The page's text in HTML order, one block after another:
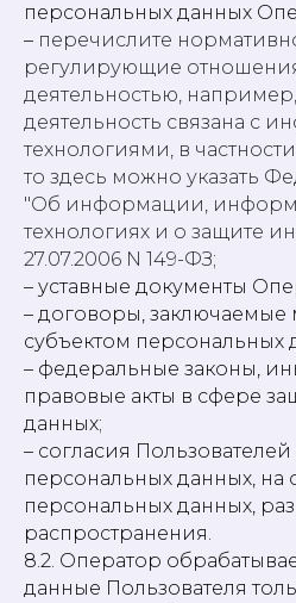
персональных данных
– перечислите
регулирующие
деятельностью,
деятельность связана с
технологиями, в
то здесь можно указать
"Об информации,
технологиях и о защите
27.07.2006 N 149-ФЗ;
– уставные документы
– договоры,
субъектом персональных
– федеральные законы,
правовые акты в сфере
данных;
– согласия
персональных данных, на
персональных данных,
распространения.
8.2. Оператор
данные Пользователя